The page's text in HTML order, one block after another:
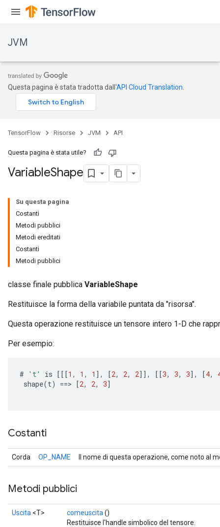
JVM
Questa pagina è stata tradotta dall'API Cloud Translation
TensorFlow Risorse JVM API
Questa pagina è stata utile?
VariableShape
Su questa pagina
Costanti
Metodi pubblici
Metodi ereditati
Costanti
Metodi pubblici
classe finale pubblica VariableShape
Restituisce la forma della variabile puntata da "risorsa".
Questa operazione restituisce un tensore intero 1-D che
Per esempio:
# 't' is [[[1 , 1 , 1 ] , [2, 2, 2]] , [[3, 3, 3] , [4,
shape(t) ==> [2, 2, 3]
Costanti
Corda OP_NAME Il nome di questa operazione, come noto al
Metodi pubblici
Uscita <T> comeuscita ()
Restituisce l'handle simbolico del tensore.